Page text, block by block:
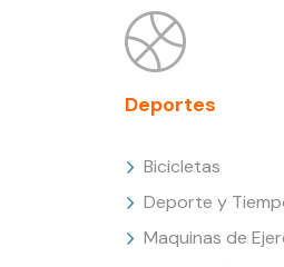
Deportes
Bicicletas
Deporte y
Maquinas de